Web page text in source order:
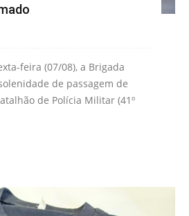
feira (07/08), a Brigada
de passagem de
de Polícia Militar (41º